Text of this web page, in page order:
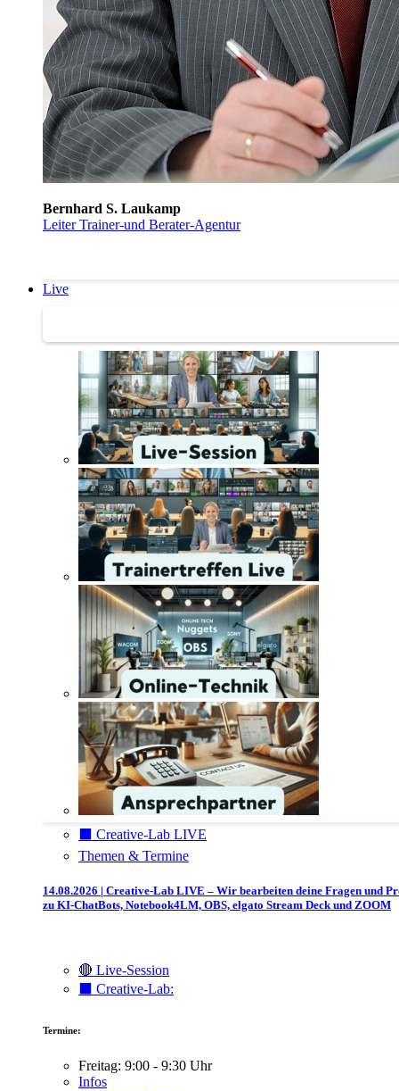
Bernhard S. Laukamp
Leiter Trainer-und Berater-Agentur
Live
⬛️ Creative-Lab LIVE
Themen & Termine
14.08.2026 | Creative-Lab LIVE – Wir bearbeiten deine Fragen und
zu KI-ChatBots, Notebook4LM, OBS, elgato Stream Deck und ZOOM
🔴 Live-Session
⬛️ Creative-Lab:
Termine:
Freitag: 9:00 - 9:30 Uhr
Infos